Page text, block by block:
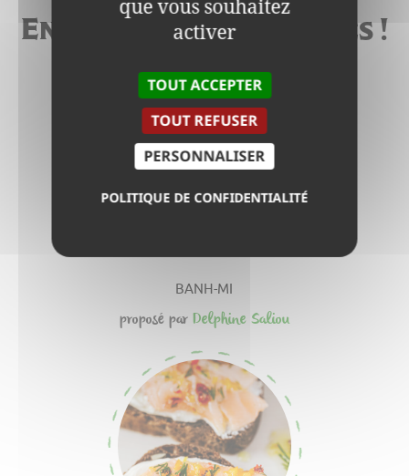
Encore plus de recettes !
BANH-MI
proposé par Delphine Saliou
que vous souhaitez
activer
TOUT ACCEPTER
TOUT REFUSER
PERSONNALISER
POLITIQUE DE CONFIDENTIALITÉ